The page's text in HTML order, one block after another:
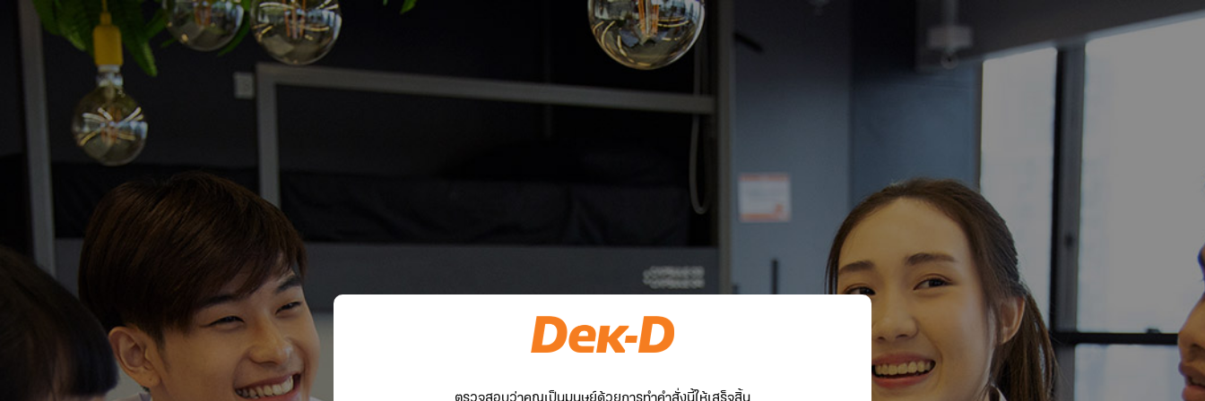
ตรวจสอบว่าคุณเป็นมนุษย์ด้วยการทำคำสั่งนี้ให้เสร็จสิ้น